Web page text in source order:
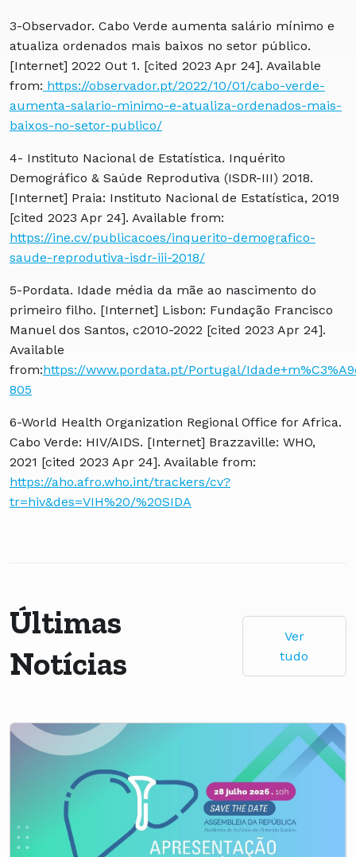
3-Observador. Cabo Verde aumenta salário mínimo e
atualiza ordenados mais baixos no setor público.
[Internet] 2022 Out 1. [cited 2023 Apr 24]. Available
from: https://observador.pt/2022/10/01/cabo-verde-
aumenta-salario-minimo-e-atualiza-ordenados-mais-
baixos-no-setor-publico/
4- Instituto Nacional de Estatística. Inquérito
Demográfico & Saúde Reprodutiva (ISDR-III) 2018.
[Internet] Praia: Instituto Nacional de Estatística, 2019
[cited 2023 Apr 24]. Available from:
https://ine.cv/publicacoes/inquerito-demografico-
saude-reprodutiva-isdr-iii-2018/
5-Pordata. Idade média da mãe ao nascimento do
primeiro filho. [Internet] Lisbon: Fundação Francisco
Manuel dos Santos, c2010-2022 [cited 2023 Apr 24].
Available
from:https://www.pordata.pt/Portugal/
805
6-World Health Organization Regional Office for Africa.
Cabo Verde: HIV/AIDS. [Internet] Brazzaville: WHO,
2021 [cited 2023 Apr 24]. Available from:
https://aho.afro.who.int/trackers/cv?
tr=hiv&des=VIH%20/%20SIDA
Últimas
Notícias
Ver
tudo